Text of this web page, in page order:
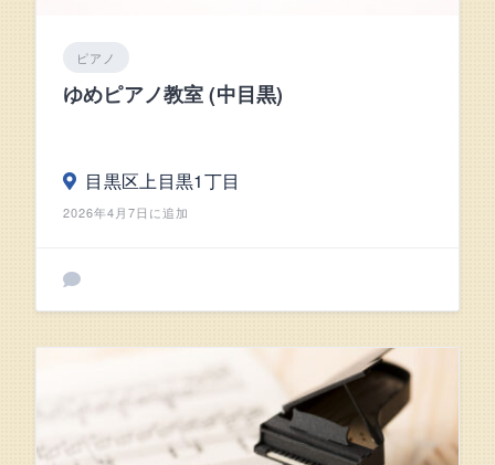
ピアノ
ゆめピアノ教室 (中目黒)
目黒区上目黒1丁目
2026年4月7日に追加